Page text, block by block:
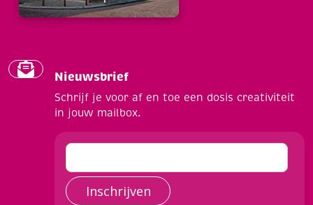
Nieuwsbrief
Schrijf je voor af en toe een dosis creativiteit
in jouw mailbox.
Inschrijven